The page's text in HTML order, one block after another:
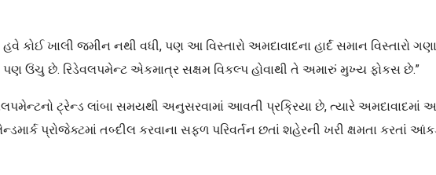
કોઈ ખાલી જમીન નથી વધી, પણ આ વિસ્તારો અમદાવાદના હાર્દ સમાન વિસ્તારો
ઉંચુ છે. રિડેવલપમેન્ટ એકમાત્ર સક્ષમ વિકલ્પ હોવાથી તે અમારું મુખ્ય ફોકસ છે.”
ટ્રેન્ડ લાંબા સમયથી અનુસરવામાં આવતી પ્રક્રિયા છે, ત્યારે અમદાવાદમાં
પ્રોજેક્ટમાં તબ્દીલ કરવાના સફળ પરિવર્તન છતાં શહેરની ખરી ક્ષમતા કરતાં